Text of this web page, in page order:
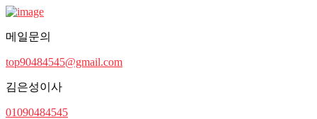
메일문의
top90484545@gmail.com
김은성이사
01090484545